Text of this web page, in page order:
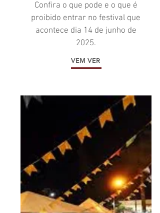
Confira o que pode e o que é
proibido entrar no festival que
acontece dia 14 de junho de
2025.
VEM VER